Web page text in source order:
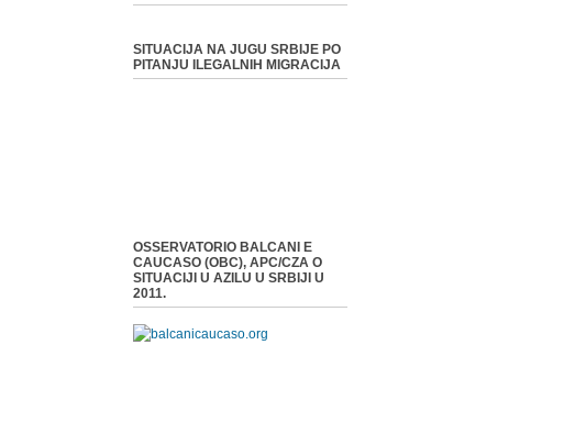
SITUACIJA NA JUGU SRBIJE PO
PITANJU ILEGALNIH MIGRACIJA
OSSERVATORIO BALCANI E
CAUCASO (OBC), APC/CZA O
SITUACIJI U AZILU U SRBIJI U
2011.